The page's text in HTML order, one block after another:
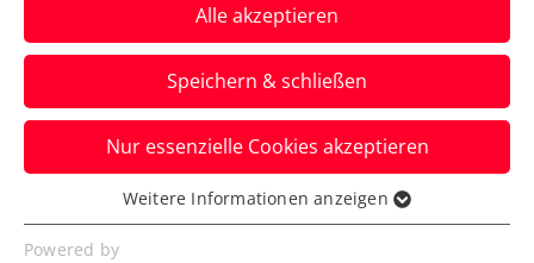
News filtern
Alle akzeptieren
Speichern & schließen
Nur essenzielle Cookies akzeptieren
Essenziell
Essenzielle Cookies werden für grundlegende
Weitere Informationen anzeigen
Powered by